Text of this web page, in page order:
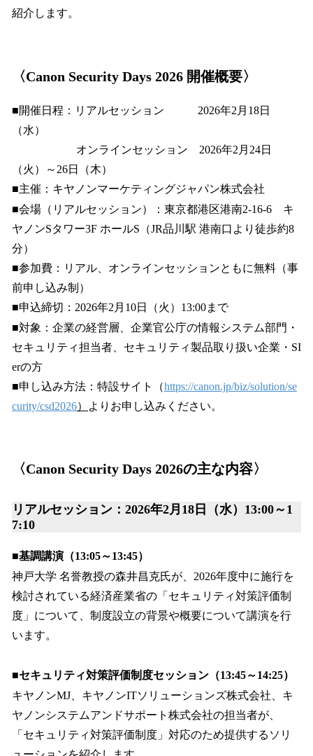
紹介します。
〈Canon Security Days 2026 開催概要〉
■開催日程：リアルセッション 2026年2月18日
（水）
オンラインセッション 2026年2月24日
（火）～26日（木）
■主催：キヤノンマーケティングジャパン株式会社
■会場（リアルセッション）：東京都港区港南2-16-6 キ
ヤノンSタワー3F ホールS（JR品川駅 港南口より徒歩約8
分）
■参加費：リアル、オンラインセッションともに無料（事
前申し込み制）
■申込締切：2026年2月10日（火）13:00まで
■対象：企業の経営層、企業官公庁の情報システム部門・
セキュリティ担当者、セキュリティ製品取り扱い企業・SI
erの方
■申し込み方法：特設サイト（https://canon.jp/biz/solution/se
curity/csd2026） よりお申し込みください。
〈Canon Security Days 2026の主な内容〉
リアルセッション：2026年2月18日（水）13:00～1
7:10
■基調講演（13:05～13:45）
神戸大学 名誉教授の森井昌克氏が、2026年度中に施行を
検討されている経済産業省の「セキュリティ対策評価制
度」について、制度設立の背景や概要について講演を行
います。
■セキュリティ対策評価制度セッション（13:45～14:25）
キヤノンMJ、キヤノンITソリューションズ株式会社、キ
ヤノンシステムアンドサポート株式会社の担当者が、
「セキュリティ対策評価制度」対応のため提供するソリ